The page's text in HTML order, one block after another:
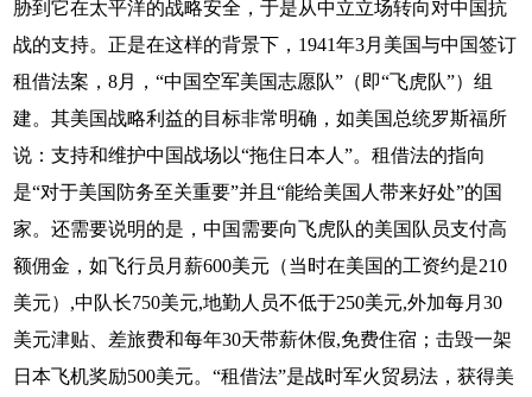
胁到它在太平洋的战略安全，于是从中立立场转向对中国抗
战的支持。正是在这样的背景下，1941年3月美国与中国签订
租借法案，8月，“中国空军美国志愿队”（即“飞虎队”）组
建。其美国战略利益的目标非常明确，如美国总统罗斯福所
说：支持和维护中国战场以“拖住日本人”。租借法的指向
是“对于美国防务至关重要”并且“能给美国人带来好处”的国
家。还需要说明的是，中国需要向飞虎队的美国队员支付高
额佣金，如飞行员月薪600美元（当时在美国的工资约是210
美元）,中队长750美元,地勤人员不低于250美元,外加每月30
美元津贴、差旅费和每年30天带薪休假,免费住宿；击毁一架
日本飞机奖励500美元。“租借法”是战时军火贸易法，获得美